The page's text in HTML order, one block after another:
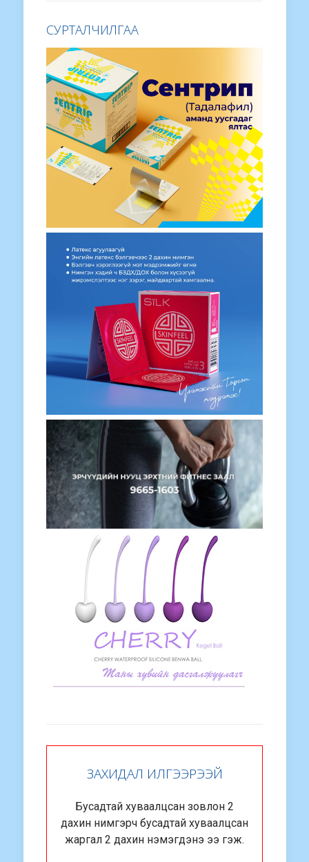
СУРТАЛЧИЛГАА
ЗАХИДАЛ ИЛГЭЭРЭЭЙ
Бусадтай хуваалцсан зовлон 2
дахин нимгэрч бусадтай хуваалцсан
жаргал 2 дахин нэмэгдэнэ ээ гэж.